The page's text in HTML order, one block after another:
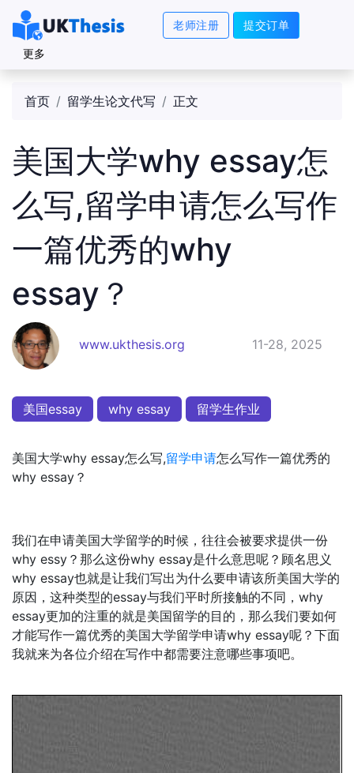
老师注册 提交订单
更多
首页 留学生论文代写 正文
美国大学why essay怎
么写,留学申请怎么写作
一篇优秀的why
essay？
www.ukthesis.org 11-28, 2025
美国essay why essay 留学生作业
美国大学why essay怎么写,留学申请怎么写作一篇优秀的
why essay？
我们在申请美国大学留学的时候，往往会被要求提供一份
why essy？那么这份why essay是什么意思呢？顾名思义
why essay也就是让我们写出为什么要申请该所美国大学的
原因，这种类型的essay与我们平时所接触的不同，why
essay更加的注重的就是美国留学的目的，那么我们要如何
才能写作一篇优秀的美国大学留学申请why essay呢？下面
我就来为各位介绍在写作中都需要注意哪些事项吧。